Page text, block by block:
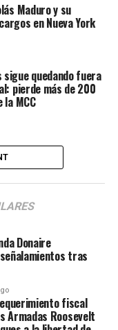
Maduro y su
en Nueva York
sigue quedando fuera
pierde más de 200
MCC
Donaire
tras
fiscal
Armadas Roosevelt